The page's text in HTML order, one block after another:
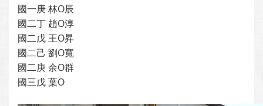
國一庚 林O辰
國二丁 趙O淳
國二戊 王O昇
國二己 劉O寬
國二庚 余O群
國三戊 葉O